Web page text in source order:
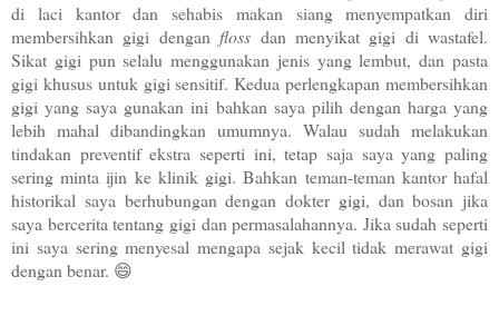
di laci kantor dan sehabis makan siang menyempatkan diri
membersihkan gigi denganfloss dan menyikat gigi di wastafel.
Sikat gigi pun selalu menggunakan jenis yang lembut, dan pasta
gigi khusus untuk gigi sensitif. Kedua perlengkapan membersihkan
gigi yang saya gunakan ini bahkan saya pilih dengan harga yang
lebih mahal dibandingkan umumnya. Walau sudah melakukan
tindakan preventif ekstra seperti ini, tetap saja saya yang paling
sering minta ijin ke klinik gigi. Bahkan teman-teman kantor hafal
historikal saya berhubungan dengan dokter gigi, dan bosan jika
saya bercerita tentang gigi dan permasalahannya. Jika sudah seperti
ini saya sering menyesal mengapa sejak kecil tidak merawat gigi
dengan benar. 😄